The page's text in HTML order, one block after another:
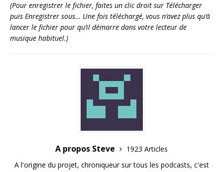
(Pour enregistrer le fichier, faites un clic droit sur Télécharger
puis Enregistrer sous… Une fois téléchargé, vous n’avez plus qu’à
lancer le fichier pour qu’il démarre dans votre lecteur de
musique habituel.)
A propos Steve
1923 Articles
A l'origine du projet, chroniqueur sur tous les podcasts, c'est